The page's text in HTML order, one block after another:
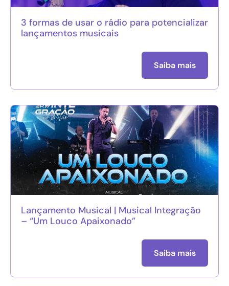
3 formas de usar o rádio para potencializar
lançamentos musicais
Saiba mais
Lançamento Musical | Musical Integração
– “Um Louco Apaixonado”
Saiba mais